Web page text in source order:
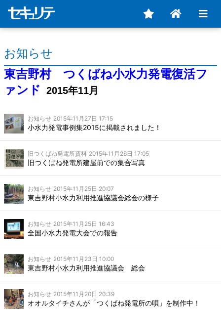
お知らせ
東吉野村 つくばね小水力発電復活フ
ァンド
2015年11月
お知らせ 2015年11月27日 17:15
小水力発電事例集2015に掲載されました！
旧つくばね発電所資料 2015年11月26日 17:05
旧つくばね発電所建屋前での集合写真
お知らせ 2015年11月25日 20:07
東吉野村小水力利用推進協議会総会の様子
お知らせ 2015年11月25日 16:43
全国小水力発電大会での報告
お知らせ 2015年11月23日 10:00
東吉野村小水力利用推進協議会 総会
お知らせ 2015年11月20日 20:39
オオルタイチさんが「つくばね発電所の唄」を制作中！